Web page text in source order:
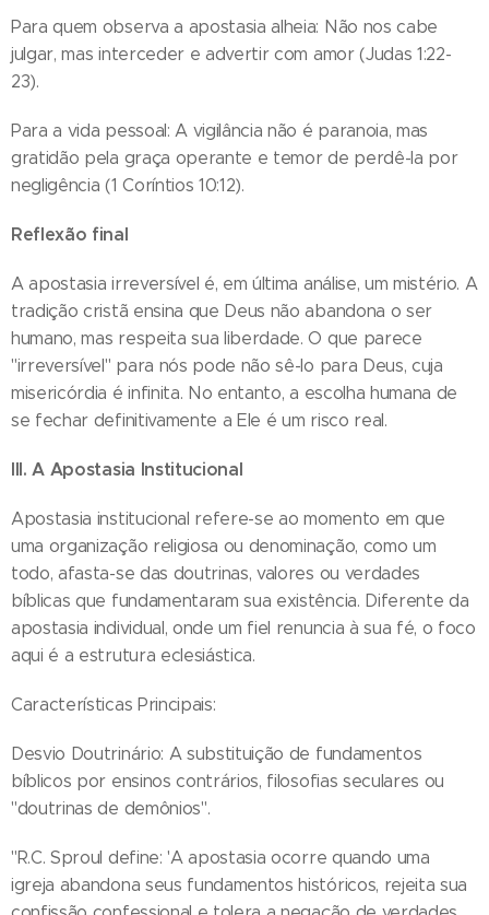
Para quem observa a apostasia alheia: Não nos cabe
julgar, mas interceder e advertir com amor (Judas 1:22-
23).
Para a vida pessoal: A vigilância não é paranoia, mas
gratidão pela graça operante e temor de perdê-la por
negligência (1 Coríntios 10:12).
Reflexão final
A apostasia irreversível é, em última análise, um mistério. A
tradição cristã ensina que Deus não abandona o ser
humano, mas respeita sua liberdade. O que parece
"irreversível" para nós pode não sê-lo para Deus, cuja
misericórdia é infinita. No entanto, a escolha humana de
se fechar definitivamente a Ele é um risco real.
III. A Apostasia Institucional
Apostasia institucional refere-se ao momento em que
uma organização religiosa ou denominação, como um
todo, afasta-se das doutrinas, valores ou verdades
bíblicas que fundamentaram sua existência. Diferente da
apostasia individual, onde um fiel renuncia à sua fé, o foco
aqui é a estrutura eclesiástica.
Características Principais:
Desvio Doutrinário: A substituição de fundamentos
bíblicos por ensinos contrários, filosofias seculares ou
"doutrinas de demônios".
"R.C. Sproul define: 'A apostasia ocorre quando uma
igreja abandona seus fundamentos históricos, rejeita sua